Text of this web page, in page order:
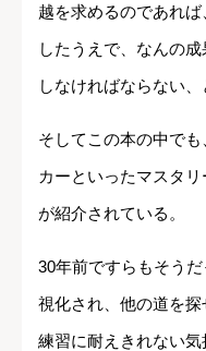
越を求めるのであれ
したうえで、なんの
しなければならない、
そしてこの本の中で
カーといったマスタ
が紹介されている。
30年前ですらもそう
視化され、他の道を
練習に耐えきれない